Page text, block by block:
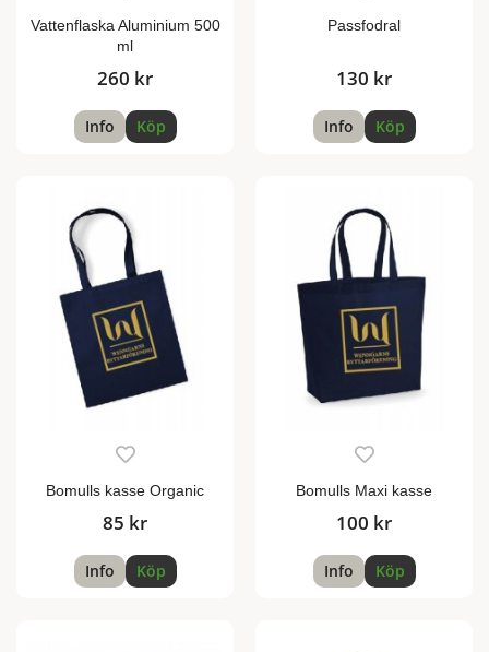
Vattenflaska Aluminium 500
ml
260 kr
Info Köp
Passfodral
130 kr
Info Köp
Bomulls kasse Organic
85 kr
Info Köp
Bomulls Maxi kasse
100 kr
Info Köp